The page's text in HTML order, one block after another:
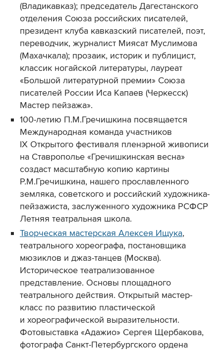
(Владикавказ); председатель Дагестанского
отделения Союза российских писателей,
президент клуба кавказский писателей, поэт,
переводчик, журналист Миясат Муслимова
(Махачкала); прозаик, историк и публицист,
классик ногайской литературы, лауреат
«Большой литературной премии» Союза
писателей России Иса Капаев (Черкесск)
Мастер пейзажа».
100-летию П.М.Гречишкина посвящается
Международная команда участников
IХ Открытого фестиваля пленэрной живописи
на Ставрополье «Гречишкинская весна»
создаст масштабную копию картины
Р.М.Гречишкина, нашего прославленного
земляка, советского и российский художника-
пейзажиста, заслуженного художника РСФСР
Летняя театральная школа.
Творческая мастерская Алексея Ищука,
театрального хореографа, постановщика
мюзиклов и джаз-танцев (Москва).
Историческое театрализованное
представление. Основы площадного
театрального действия. Открытый мастер-
класс по развитию пластической
и хореографической выразительности.
Фотовыставка «Адажио» Сергея Щербакова,
фотографа Санкт-Петербургского ордена